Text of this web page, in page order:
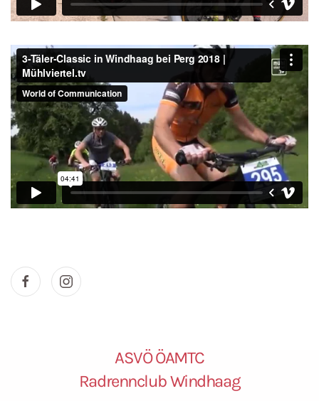
ASVÖ ÖAMTC
Radrennclub Windhaag